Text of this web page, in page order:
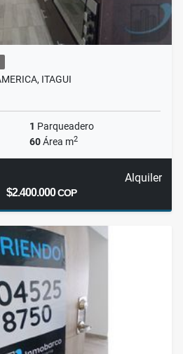
ITAGUI
1 Parqueadero
60Área m2
Alquiler
$2.400.000COP